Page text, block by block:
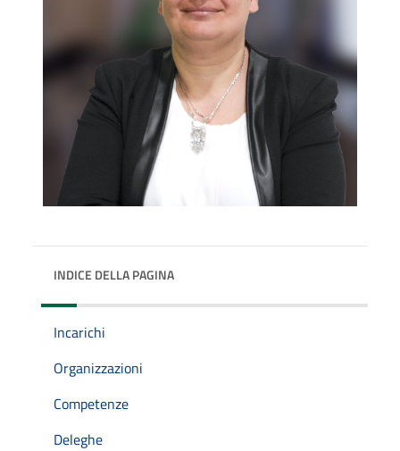
INDICE DELLA PAGINA
Incarichi
Organizzazioni
Competenze
Deleghe